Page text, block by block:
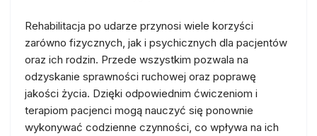
Rehabilitacja po udarze przynosi wiele korzyści
zarówno fizycznych, jak i psychicznych dla pacjentów
oraz ich rodzin. Przede wszystkim pozwala na
odzyskanie sprawności ruchowej oraz poprawę
jakości życia. Dzięki odpowiednim ćwiczeniom i
terapiom pacjenci mogą nauczyć się ponownie
wykonywać codzienne czynności, co wpływa na ich